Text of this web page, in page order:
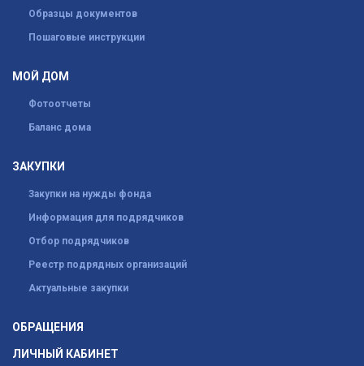
Образцы документов
Пошаговые инструкции
МОЙ ДОМ
Фотоотчеты
Баланс дома
ЗАКУПКИ
Закупки на нужды фонда
Информация для подрядчиков
Отбор подрядчиков
Реестр подрядных организаций
Актуальные закупки
ОБРАЩЕНИЯ
ЛИЧНЫЙ КАБИНЕТ